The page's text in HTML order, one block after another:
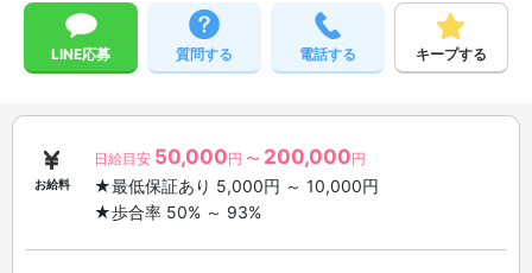
LINE応募 質問する 電話する キープする
お給料
日給目安 50,000円 〜 200,000円
★最低保証あり 5,000円 ～ 10,000円
★歩合率 50% ～ 93%